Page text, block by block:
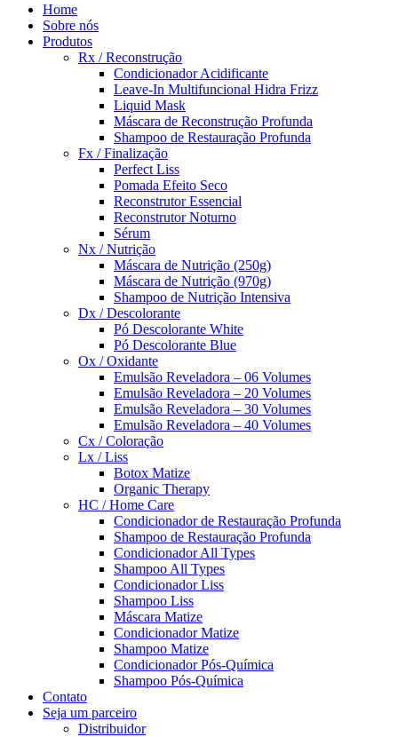
Home
Sobre nós
Produtos
Rx / Reconstrução
Condicionador Acidificante
Leave-In Multifuncional Hidra Frizz
Liquid Mask
Máscara de Reconstrução Profunda
Shampoo de Restauração Profunda
Fx / Finalização
Perfect Liss
Pomada Efeito Seco
Reconstrutor Essencial
Reconstrutor Noturno
Sérum
Nx / Nutrição
Máscara de Nutrição (250g)
Máscara de Nutrição (970g)
Shampoo de Nutrição Intensiva
Dx / Descolorante
Pó Descolorante White
Pó Descolorante Blue
Ox / Oxidante
Emulsão Reveladora – 06 Volumes
Emulsão Reveladora – 20 Volumes
Emulsão Reveladora – 30 Volumes
Emulsão Reveladora – 40 Volumes
Cx / Coloração
Lx / Liss
Botox Matize
Organic Therapy
HC / Home Care
Condicionador de Restauração Profunda
Shampoo de Restauração Profunda
Condicionador All Types
Shampoo All Types
Condicionador Liss
Shampoo Liss
Máscara Matize
Condicionador Matize
Shampoo Matize
Condicionador Pós-Química
Shampoo Pós-Química
Contato
Seja um parceiro
Distribuidor